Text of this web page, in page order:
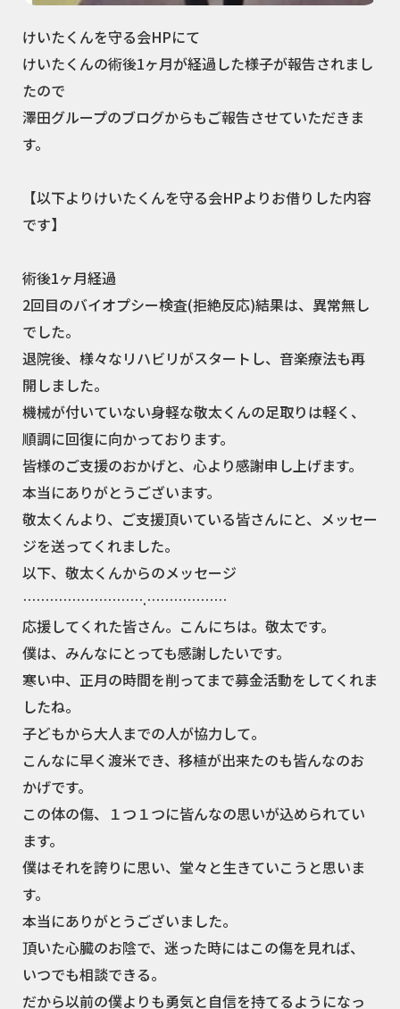
けいたくんを守る会HPにて
けいたくんの術後1ヶ月が経過した様子が報告されまし
たので
澤田グループのブログからもご報告させていただきま
す。
【以下よりけいたくんを守る会HPよりお借りした内容
です】
術後1ヶ月経過
2回目のバイオプシー検査(拒絶反応)結果は、異常無し
でした。
退院後、様々なリハビリがスタートし、音楽療法も再
開しました。
機械が付いていない身軽な敬太くんの足取りは軽く、
順調に回復に向かっております。
皆様のご支援のおかげと、心より感謝申し上げます。
本当にありがとうございます。
敬太くんより、ご支援頂いている皆さんにと、メッセー
ジを送ってくれました。
以下、敬太くんからのメッセージ
……………………….………………
応援してくれた皆さん。こんにちは。敬太です。
僕は、みんなにとっても感謝したいです。
寒い中、正月の時間を削ってまで募金活動をしてくれま
したね。
子どもから大人までの人が協力して。
こんなに早く渡米でき、移植が出来たのも皆んなのお
かげです。
この体の傷、１つ１つに皆んなの思いが込められてい
ます。
僕はそれを誇りに思い、堂々と生きていこうと思いま
す。
本当にありがとうございました。
頂いた心臓のお陰で、迷った時にはこの傷を見れば、
いつでも相談できる。
だから以前の僕よりも勇気と自信を持てるようになっ